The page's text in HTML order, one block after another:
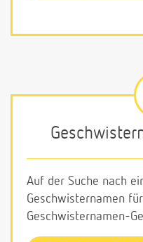
Auf der Suche nach
Geschwisternamen
Geschwisternamen-